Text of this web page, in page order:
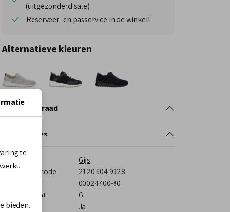
(uitgezonderd sale)
Reserveer- en passervice in de winkel!
Alternatieve kleuren
Winkelvoorraad
Specificaties
Merk
Gijs
Leveranciercode
2120 904 9328
00024700-80
Breedtemaat
G
Los voetbed
Ja
te
bieden.